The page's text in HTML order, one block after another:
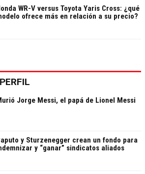
WR-V versus Toyota Yaris Cross: ¿qué
ofrece más en relación a su precio?
Jorge Messi, el papá de Lionel Messi
y Sturzenegger crean un fondo para
y “ganar” sindicatos aliados